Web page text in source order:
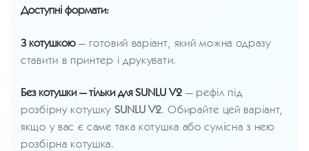
Доступні формати:
З котушкою— готовий варіант, який можна одразу
ставити в принтер і друкувати.
Без котушки — тільки для SUNLU V2 — рефіл під
розбірну котушку SUNLU V2. Обирайте цей варіант,
якщо у вас є саме така котушка або сумісна з нею
розбірна котушка.